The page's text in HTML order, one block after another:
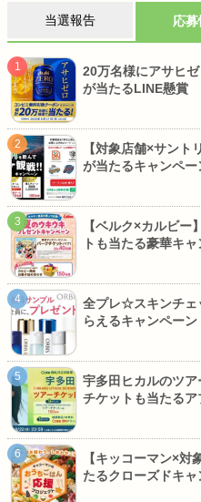
当選報告 応募
20万名様にアサヒ
が当たるLINE懸賞
【対象店舗×サン
が当たるキャンペー
【ベルク×カルビー
トも当たる豪華キ
全プレ☆スキンチェ
らえるキャンペーン
宇多田ヒカルのツ
チケットも当たるア
【キッコーマン×対
たるクローズドキャ